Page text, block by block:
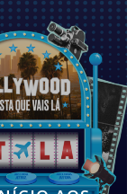
emissões em